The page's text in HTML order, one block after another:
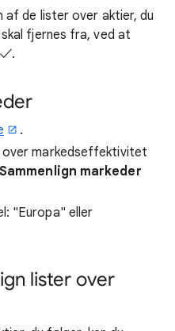
af de lister over aktier, du
fjernes fra, ved at
✓.
.
over markedseffektivitet
Sammenlign markeder
"Europa" eller
lister over